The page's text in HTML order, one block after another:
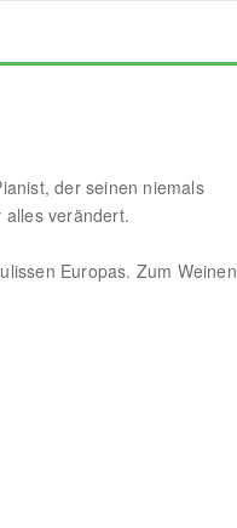
der seinen niemals
alles verändert.
Europas. Zum Weinen